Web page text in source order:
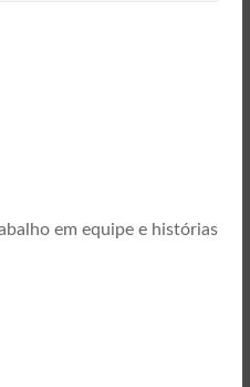
em equipe e histórias